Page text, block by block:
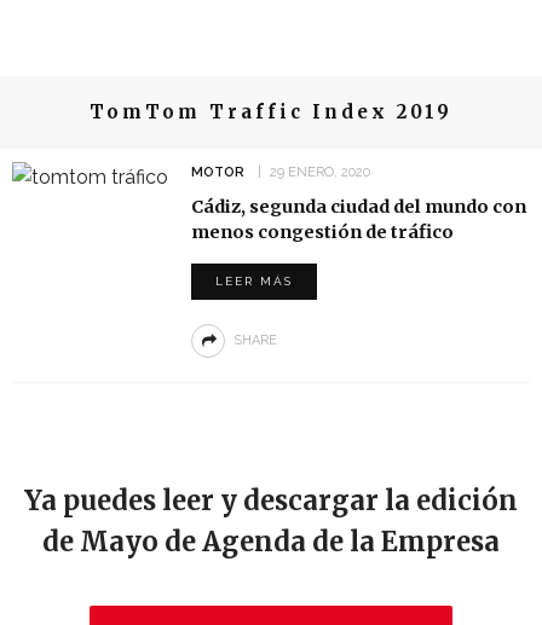
TomTom Traffic Index 2019
MOTOR 29 ENERO, 2020
Cádiz, segunda ciudad del mundo con
menos congestión de tráfico
LEER MÁS
SHARE
Ya puedes leer y descargar la edición
de Mayo de Agenda de la Empresa